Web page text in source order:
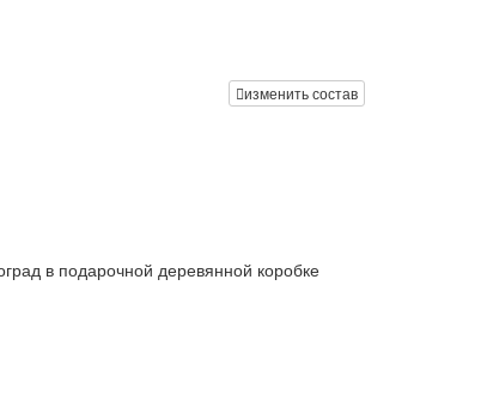
изменить состав
в подарочной деревянной коробке